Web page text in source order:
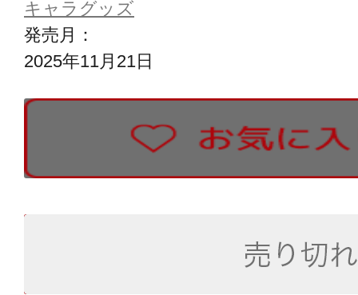
キャラグッズ
発売月：
2025年11月21日